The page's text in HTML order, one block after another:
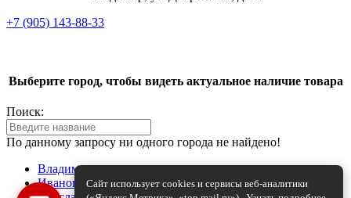
Сайт использует cookies и сервисы веб-аналитики
ВКонтакте
Max
+7 (905) 143-88-33
+7 (905) 143-88-33
Выберите город, чтобы видеть актуальное наличие товара
Поиск:
По данному запросу ни одного города не найдено!
Владимир
Иваново